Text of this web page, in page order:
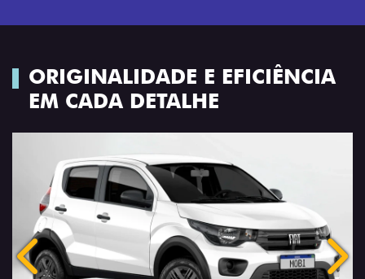
ORIGINALIDADE E EFICIÊNCIA
EM CADA DETALHE
Anterior